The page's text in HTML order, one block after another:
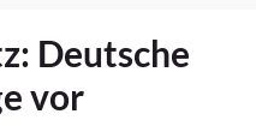
Deutsche
vor